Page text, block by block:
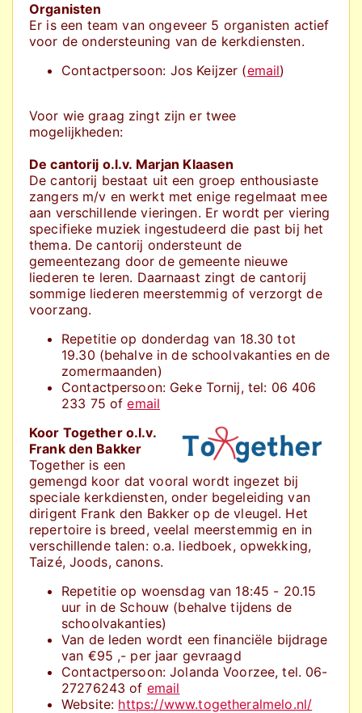
Organisten
Er is een team van ongeveer 5 organisten actief
voor de ondersteuning van de kerkdiensten.
Contactpersoon: Jos Keijzer (email)
Voor wie graag zingt zijn er twee
mogelijkheden:
De cantorij o.l.v. Marjan Klaasen
De cantorij bestaat uit een groep enthousiaste
zangers m/v en werkt met enige regelmaat mee
aan verschillende vieringen. Er wordt per viering
specifieke muziek ingestudeerd die past bij het
thema. De cantorij ondersteunt de
gemeentezang door de gemeente nieuwe
liederen te leren. Daarnaast zingt de cantorij
sommige liederen meerstemmig of verzorgt de
voorzang.
Repetitie op donderdag van 18.30 tot
19.30 (behalve in de schoolvakanties en de
zomermaanden)
Contactpersoon: Geke Tornij, tel: 06 406
233 75 ofemail
Koor Together o.l.v.
Frank den Bakker
Together is een
gemengd koor dat vooral wordt ingezet bij
speciale kerkdiensten, onder begeleiding van
dirigent Frank den Bakker op de vleugel. Het
repertoire is breed, veelal meerstemmig en in
verschillende talen: o.a. liedboek, opwekking,
Taizé, Joods, canons.
Repetitie op woensdag van 18:45 - 20.15
uur in de Schouw (behalve tijdens de
schoolvakanties)
Van de leden wordt een financiële bijdrage
van €95 ,- per jaar gevraagd
Contactpersoon: Jolanda Voorzee, tel. 06-
27276243 of email
Website: https://www.togetheralmelo.nl/